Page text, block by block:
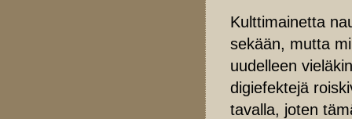
Kulttimainetta
sekään, mutta
uudelleen
digiefektejä
tavalla, joten